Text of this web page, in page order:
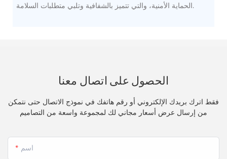
الحماية الأمنية، والتي تتميز بالشفافية وتلبي متطلبات السلامة.
الحصول على اتصال معنا
فقط اترك بريدك الإلكتروني أو رقم هاتفك في نموذج الاتصال حتى نتمكن
من إرسال عرض أسعار مجاني لك لمجموعة واسعة من التصاميم
اسم